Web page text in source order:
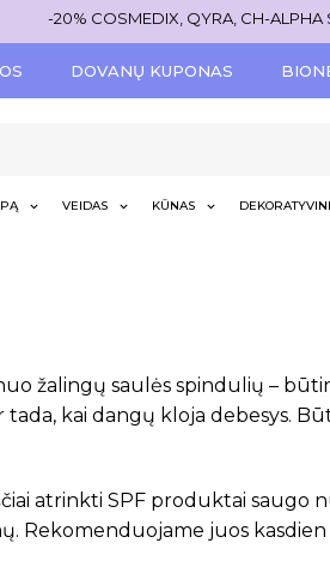
-20% COSMEDIX, QYRA, CH-
DOVANŲ KUPONAS
VEIDAS KŪNAS
žalingų saulės spindulių –
tada, kai dangų kloja debesys.
atrinkti SPF produktai saugo
Rekomenduojame juos